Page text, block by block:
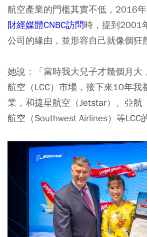
航空產業的門檻其實不低，2016
財經媒體CNBC訪問時，提到2001
公司的緣由，並形容自己就像個狂
她說：「當時我大兒子才幾個月大
航空（LCC）市場，接下來10年我
業，和捷星航空（Jetstar）、亞航
航空（Southwest Airlines）等LCC